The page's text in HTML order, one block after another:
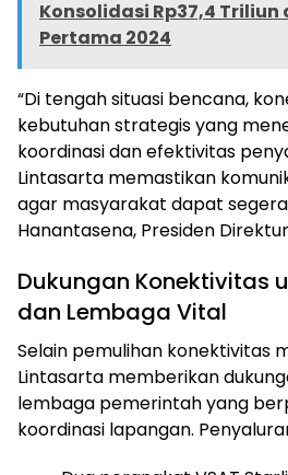
Konsolidasi Rp37,4 Triliun
Pertama 2024
“Di tengah situasi bencana,
kebutuhan strategis yang
koordinasi dan efektivitas
Lintasarta memastikan
agar masyarakat dapat segera
Hanantasena, Presiden
Dukungan Konektivitas
dan Lembaga Vital
Selain pemulihan konektivitas
Lintasarta memberikan
lembaga pemerintah yang
koordinasi lapangan.